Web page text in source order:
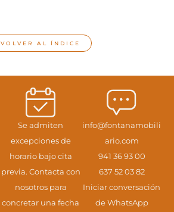
VOLVER AL ÍNDICE
Se admiten
excepciones de
horario bajo cita
previa. Contacta con
nosotros para
concretar una fecha
info@fontanamobili
ario.com
941 36 93 00
637 52 03 82
Iniciar conversación
de WhatsApp